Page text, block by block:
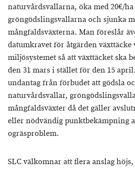
naturvårdsvallarna, öka med 20€/
gröngödslingsvallarna och sjunka
mångfaldsväxterna. Man föreslår
datumkravet för åtgärden
miljösystemet så att växttäcket ska
den 31 mars i stället för den 15
undantag från förbudet att gödsla
naturvårdsvallar,
mångfaldsväxter då det gäller
eller nödvändig punktbekämpning
ogräsproblem.
SLC välkomnar att flera anslag